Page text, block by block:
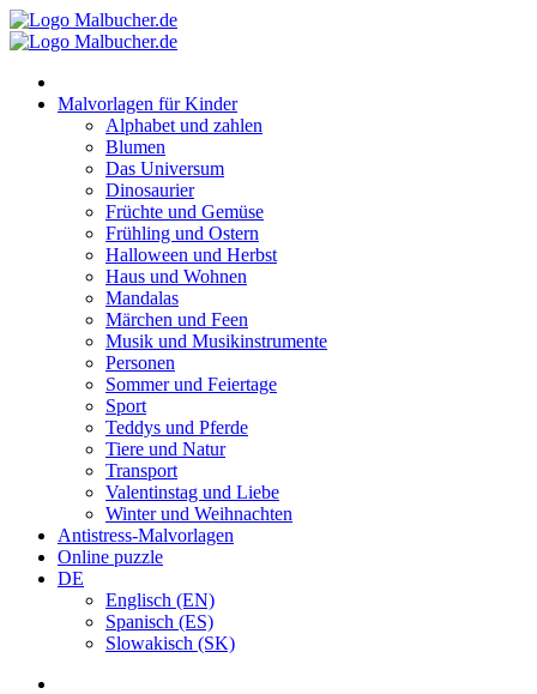
Zum
Inhalt
Malvorlagen für Kinder
Alphabet und zahlen
Blumen
Das Universum
Dinosaurier
Früchte und Gemüse
Frühling und Ostern
Halloween und Herbst
Haus und Wohnen
Mandalas
Märchen und Feen
Musik und Musikinstrumente
Personen
Sommer und Feiertage
Sport
Teddys und Pferde
Tiere und Natur
Transport
Valentinstag und Liebe
Winter und Weihnachten
Antistress-Malvorlagen
Online puzzle
DE
Englisch (EN)
Spanisch (ES)
Slowakisch (SK)